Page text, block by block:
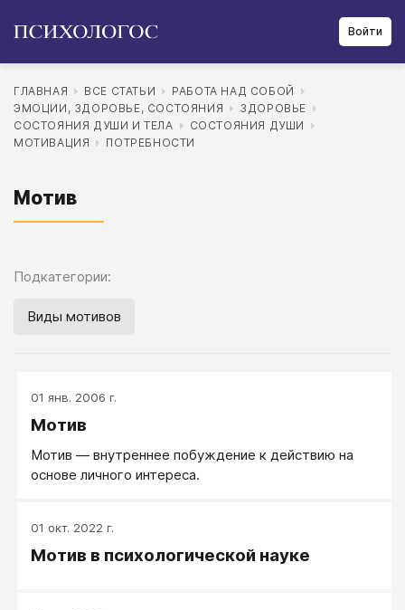
Войти
ГЛАВНАЯ ВСЕ СТАТЬИ
РАБОТА НАД СОБОЙ
ЭМОЦИИ, ЗДОРОВЬЕ, СОСТОЯНИЯ
ЗДОРОВЬЕ
СОСТОЯНИЯ ДУШИ И ТЕЛА
СОСТОЯНИЯ ДУШИ
МОТИВАЦИЯ
ПОТРЕБНОСТИ
Мотив
Подкатегории:
Виды мотивов
01 янв. 2006 г.
Мотив
Мотив — внутреннее побуждение к действию на
основе личного интереса.
01 окт. 2022 г.
Мотив в психологической науке